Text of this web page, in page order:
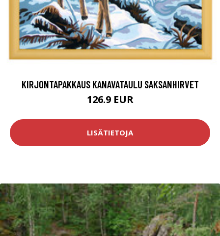
KIRJONTAPAKKAUS KANAVATAULU SAKSANHIRVET
126.9 EUR
LISÄTIETOJA